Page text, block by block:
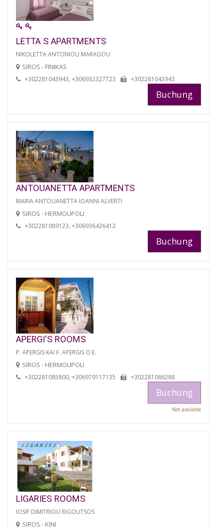
LETTA S APARTMENTS
NIKOLETTA ANTONIOU MARAGOU
SIROS - FINIKAS
+302281043943, +306932327723 +302281043943
Buchung
ANTOUANETTA APARTMENTS
MARIA ANTOUANETTA IOANNI ALVERTI
SIROS - HERMOUPOLI
+302281089123, +306936426412
Buchung
APERGI'S ROOMS
P. APERGIS KAI F. APERGIS O.E.
SIROS - HERMOUPOLI
+302281085800, +306979117135 +302281086288
Buchung
Not available
LIGARIES ROOMS
IOSIF DIMITRIOU RIGOUTSOS
SIROS - KINI